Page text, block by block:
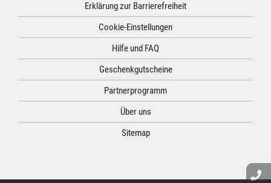
Erklärung zur Barrierefreiheit
Cookie-Einstellungen
Hilfe und FAQ
Geschenkgutscheine
Partnerprogramm
Über uns
Sitemap